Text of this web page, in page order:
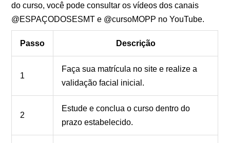
do curso, você pode consultar os vídeos dos canais
@ESPAÇODOSESMT e @cursoMOPP no YouTube.
Passo Descrição
1
Faça sua matrícula no site e realize a
validação facial inicial.
2
Estude e conclua o curso dentro do
prazo estabelecido.